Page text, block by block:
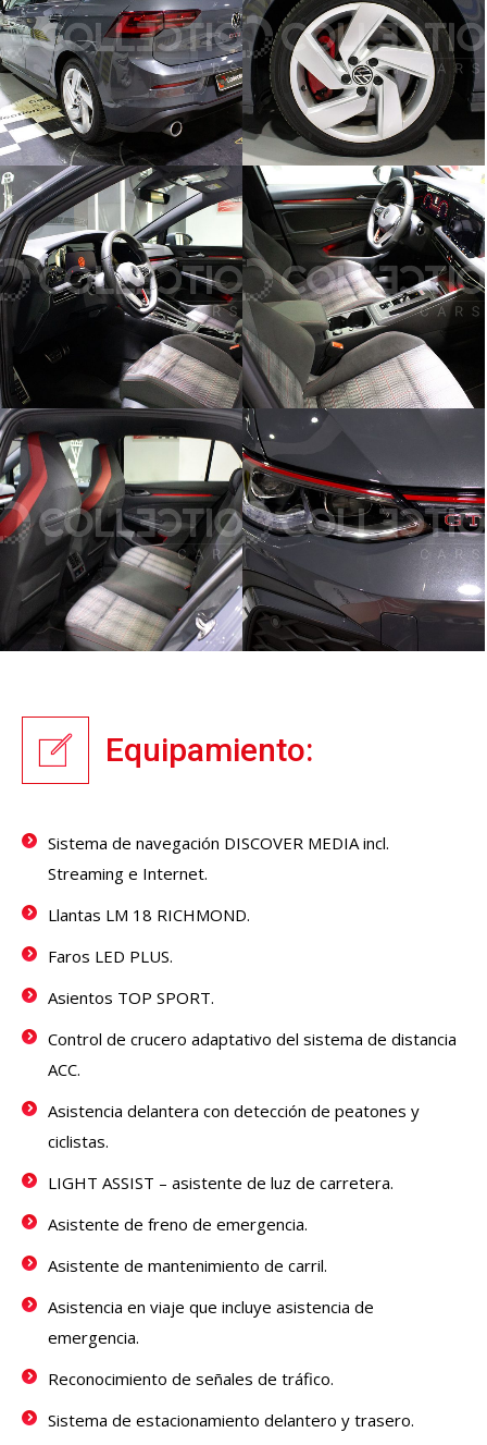
Equipamiento:
Sistema de navegación DISCOVER MEDIA incl.
Streaming e Internet.
Llantas LM 18 RICHMOND.
Faros LED PLUS.
Asientos TOP SPORT.
Control de crucero adaptativo del sistema de distancia
ACC.
Asistencia delantera con detección de peatones y
ciclistas.
LIGHT ASSIST – asistente de luz de carretera.
Asistente de freno de emergencia.
Asistente de mantenimiento de carril.
Asistencia en viaje que incluye asistencia de
emergencia.
Reconocimiento de señales de tráfico.
Sistema de estacionamiento delantero y trasero.